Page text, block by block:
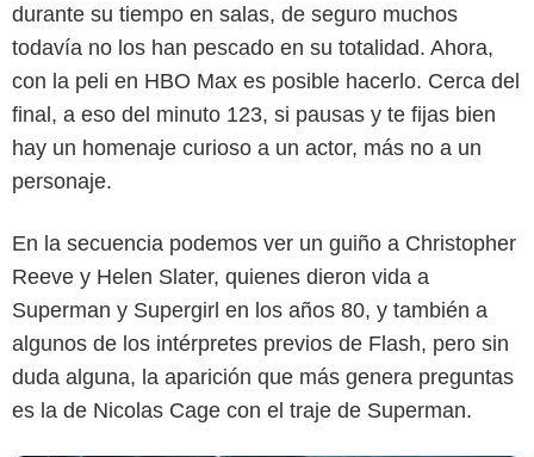
durante su tiempo en salas, de seguro muchos
todavía no los han pescado en su totalidad. Ahora,
con la peli en HBO Max es posible hacerlo. Cerca del
final, a eso del minuto 123, si pausas y te fijas bien
hay un homenaje curioso a un actor, más no a un
personaje.
En la secuencia podemos ver un guiño a Christopher
Reeve y Helen Slater, quienes dieron vida a
Superman y Supergirl en los años 80, y también a
algunos de los intérpretes previos de Flash, pero sin
duda alguna, la aparición que más genera preguntas
es la de Nicolas Cage con el traje de Superman.